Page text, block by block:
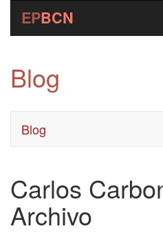
EPBCN
Blog
Blog
Carlos
Archivo